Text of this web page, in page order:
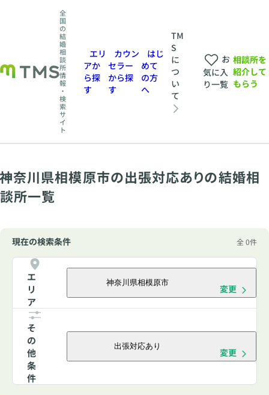
全
国
の
結
婚
相
談
所
情
報
・
検
索
サ
イ
ト
エリ
アか
ら探
す
カウン
セラー
から探
す
はじ
めて
の方
へ
TM
S
に
つ
い
て
お
気に入
り一覧
相談所を
紹介して
もらう
奈川県相模原市の出張対応ありの結婚相
談所一覧
現在の検索条件 全 0件
エ
リ
ア
神奈川県相模原市
変更
そ
の
他
条
件
出張対応あり
変更